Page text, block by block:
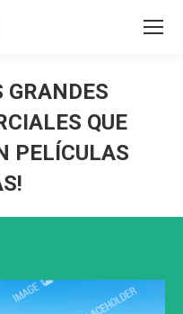
GRANDES
QUE
PELÍCULAS